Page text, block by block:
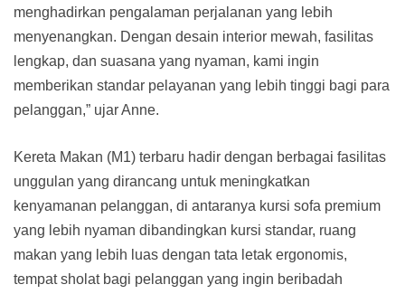
menghadirkan pengalaman perjalanan yang lebih
menyenangkan. Dengan desain interior mewah, fasilitas
lengkap, dan suasana yang nyaman, kami ingin
memberikan standar pelayanan yang lebih tinggi bagi para
pelanggan,” ujar Anne.
Kereta Makan (M1) terbaru hadir dengan berbagai fasilitas
unggulan yang dirancang untuk meningkatkan
kenyamanan pelanggan, di antaranya kursi sofa premium
yang lebih nyaman dibandingkan kursi standar, ruang
makan yang lebih luas dengan tata letak ergonomis,
tempat sholat bagi pelanggan yang ingin beribadah